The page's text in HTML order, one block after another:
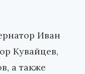
Иван
Кувайцев,
а также